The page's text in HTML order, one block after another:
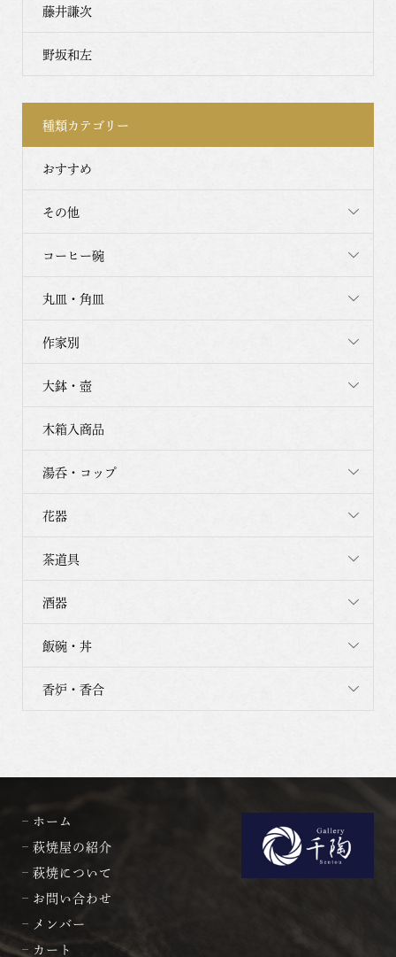
藤井謙次
野坂和左
種類カテゴリー
おすすめ
その他
コーヒー碗
丸皿・角皿
作家別
大鉢・壺
木箱入商品
湯呑・コップ
花器
茶道具
酒器
飯碗・丼
香炉・香合
ホーム
萩焼屋の紹介
萩焼について
お問い合わせ
メンバー
カート